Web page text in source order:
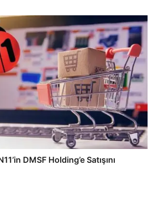
DMSF Holding’e Satışını